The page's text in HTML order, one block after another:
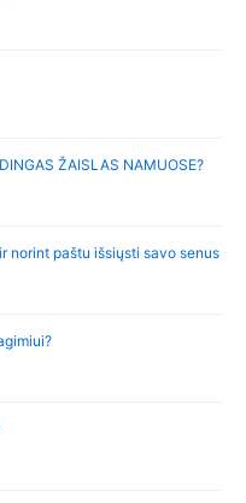
ŽAISLAS NAMUOSE?
norint paštu išsiųsti savo senus